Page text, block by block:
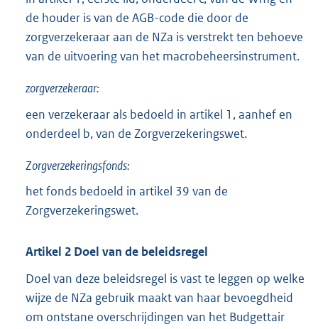
de houder is van de AGB-code die door de
zorgverzekeraar aan de NZa is verstrekt ten behoeve
van de uitvoering van het macrobeheersinstrument.
zorgverzekeraar:
een verzekeraar als bedoeld in artikel 1, aanhef en
onderdeel b, van de Zorgverzekeringswet.
Zorgverzekeringsfonds:
het fonds bedoeld in artikel 39 van de
Zorgverzekeringswet.
Artikel 2 Doel van de beleidsregel
Doel van deze beleidsregel is vast te leggen op welke
wijze de NZa gebruik maakt van haar bevoegdheid
om ontstane overschrijdingen van het Budgettair